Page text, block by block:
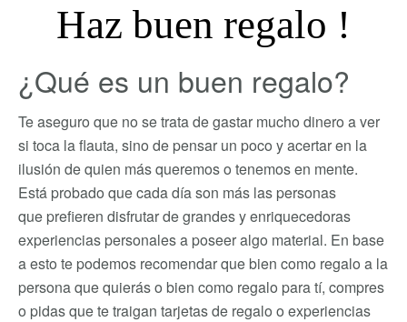
Haz buen regalo !
¿Qué es un buen regalo?
Te aseguro que no se trata de gastar mucho dinero a ver
si toca la flauta, sino de pensar un poco y acertar en la
ilusión de quien más queremos o tenemos en mente.
Está probado que cada día son más las personas
que prefieren disfrutar de grandes y enriquecedoras
experiencias personales a poseer algo material. En base
a esto te podemos recomendar que bien como regalo a la
persona que quierás o bien como regalo para tí, compres
o pidas que te traigan tarjetas de regalo o experiencias